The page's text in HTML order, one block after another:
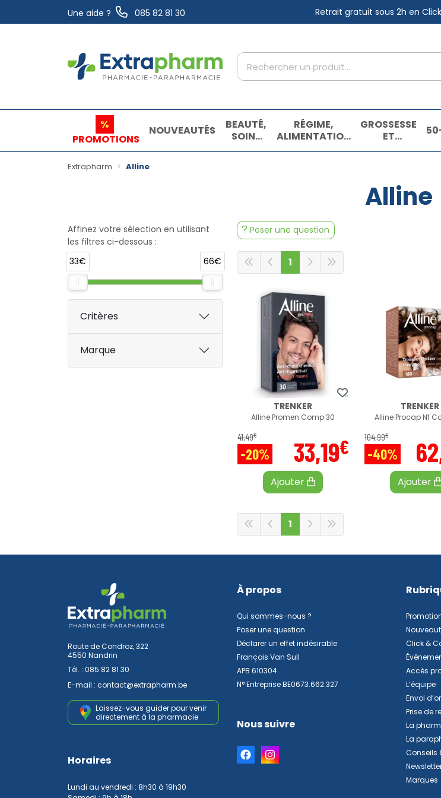
Une aide ? 085 82 81 30 Retrait gratuit sous 2h en
Extrapharm Votre pharmacie en ligne à votre service
%
PROMOTIONS
NOUVEAUTÉS
BEAUTÉ,
SOINS
ET
RÉGIME,
ALIMENTATION
& VITAMINES
GROSSESSE
ET
ENFANTS
Extrapharm Alline
Alline
Poser une question
1
TRENKER
Alline Promen Comp 30
41,49€
-20% 33,19€
Ajouter
TRENKER
Alline Procap Nf
104,99€
-40% 62
Ajouter
1
Affinez votre sélection en utilisant
les filtres ci-dessous :
33€
66€
Critères
Marque
Route de Condroz, 322
4550 Nandrin
Tél. : 085 82 81 30
E-mail : contact@extrapharm.be
Laissez-vous guider pour venir
directement à la pharmacie
Horaires
Lundi au vendredi : 8h30 à 19h30
À propos
Qui sommes-nous ?
Poser une question
Déclarer un effet indésirable
François Van Sull
APB 610304
N° Entreprise BE0673.662.327
Nous suivre
Click &
Accès
L’équipe
Envoi
Prise de
La
La
Conseils
Marques